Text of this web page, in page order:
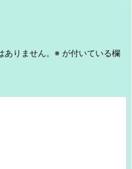
りません。 ※ が付いている欄